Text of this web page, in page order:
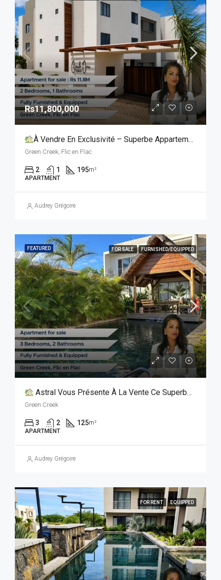
Rs11,800,000
À Vendre En Exclusivité – Superbe Appartement De 2 Chambres Avec Toit-Terrasse Privatif
Green Creek, Flic en Flac
2 1 195m²
APARTMENT
Audrey Grégoire
FEATURED FOR SALE FURNISHED/EQUIPPED
Astral Vous Présente À La Vente Ce Superbe Appartement De 125 M² Avec Rooftop Privatif !
Green Creek
3 2 125m²
APARTMENT
Audrey Grégoire
FOR RENT EQUIPPED